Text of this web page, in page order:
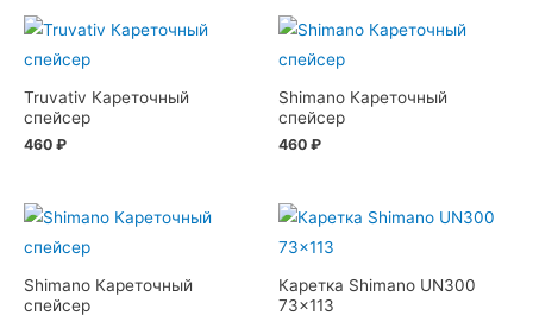
Truvativ Кареточный
спейсер
460 ₽
Shimano Кареточный
спейсер
460 ₽
Shimano Кареточный
спейсер
Каретка Shimano UN300
73×113